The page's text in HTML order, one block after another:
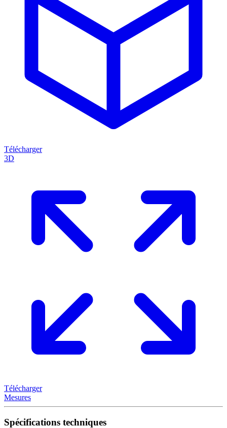
Télécharger
3D
Télécharger
Mesures
Spécifications techniques